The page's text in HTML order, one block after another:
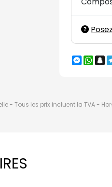
- Tous les prix incluent la TVA -